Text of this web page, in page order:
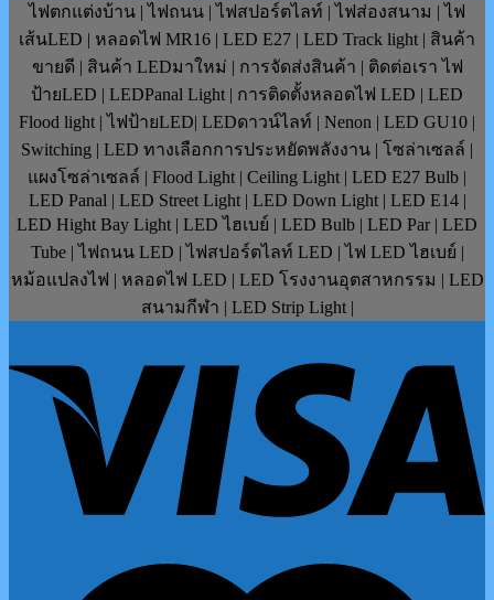
ไฟตกแต่งบ้าน | ไฟถนน | ไฟสปอร์ตไลท์ | ไฟส่องสนาม | ไฟ
เส้นLED | หลอดไฟ MR16 | LED E27 | LED Track light | สินค้า
ขายดี | สินค้า LEDมาใหม่ | การจัดส่งสินค้า | ติดต่อเรา ไฟ
ป้ายLED | LEDPanal Light | การติดตั้งหลอดไฟ LED | LED
Flood light | ไฟป้ายLED| LEDดาวน์ไลท์ | Nenon | LED GU10 |
Switching | LED ทางเลือกการประหยัดพลังงาน | โซล่าเซลล์ |
แผงโซล่าเซลล์ | Flood Light | Ceiling Light | LED E27 Bulb |
LED Panal | LED Street Light | LED Down Light | LED E14 |
LED Hight Bay Light | LED ไฮเบย์ | LED Bulb | LED Par | LED
Tube | ไฟถนน LED | ไฟสปอร์ตไลท์ LED | ไฟ LED ไฮเบย์ |
หม้อแปลงไฟ | หลอดไฟ LED | LED โรงงานอุตสาหกรรม | LED
สนามกีฬา | LED Strip Light |